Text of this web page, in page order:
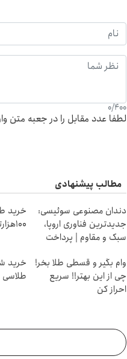
0/400
لطفا عدد مقابل را در جعبه متن
مطالب پیشنهادی
دندان مصنوعی سوئیسی:
جدیدترین فناوری اروپا،
سبک و مقاوم | پرداخت
خرید
۱۰۰هزارتومان
وام بگیر و قسطی طلا بخر!
چی از این بهتر!! سریع
احراز کن
طلاسی